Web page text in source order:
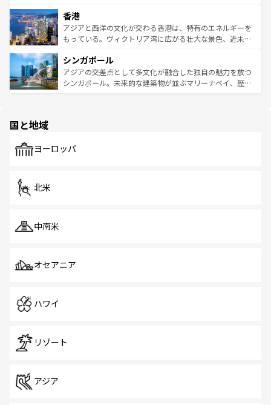
とつ。フォーやバインミー、ベトナムコーヒーなどは、ぜ
ひ現地で味わいたい。どの地域を訪れてもあたたかい人々
が旅行者を迎えてくれるので、きっと忘れられない旅にな
参照してほしい。
の活気が交差している。北部ではチェンマイなどの山岳地
帯で自然と触れ合い、南部ではプーケットやクラビの美し
いビーチでリゾート気分を楽しむことができる。タイ料理
激する。気候は一年中温暖で、どの季節にも異なる楽しみ
が待っている。親しみやすいタイの人々、仏教を中心とし
た文化、そして多様な観光資源が、訪れる旅人を魅了し続
香港
アジアと西洋の文化が交わる香港は、特有のエネルギーを
もっている。ヴィクトリア湾に広がる壮大な景色、近未来
み、どこを訪れても感動するはず。観光スポットが密集し
ており、効率よく見どころを回れるのも魅力。息をのむよ
うな絶景から文化的な体験まで、香港を存分に楽しみ尽く
シンガポール
アジアの交差点として多文化が融合した独自の魅力を放つ
シンガポール。未来的な建築物が並ぶマリーナベイ、歴史
で、ホーカーズは地元の風情を楽しめる外せないスポット
国と地域
ヨーロッパ
北米
中南米
オセアニア
ハワイ
リゾート
アジア